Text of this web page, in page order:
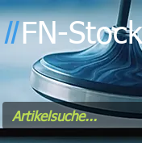
ll FN-